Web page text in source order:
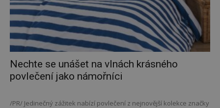
Nechte se unášet na vlnách krásného
povlečení jako námořníci
/PR/ Jedinečný zážitek nabízí povlečení z nejnovější kolekce značky